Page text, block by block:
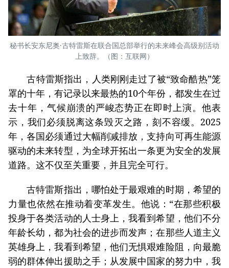
秘书长安东尼奥·古特雷斯在联合国总部举行的未来峰会高级别活动
上致辞。（图：互联网）
古特雷斯指出，人类刚刚走过了被“致命酷热”笼
罩的十年，有记录以来最热的10个年份，都发生在过
去十年，气候崩溃的严峻态势正在即时上演。他表
示，我们必须脱离这条毁灭之路，刻不容缓。2025
年，各国必须通过大幅削减排放，支持向可再生能源
驱动的未来转型，为全球开拓出一条更为安全的发展
道路。这不仅至关重要，并且完全可行。
古特雷斯指出，哪怕处于最艰难的时期，希望的
力量也依然在推动着变革发生。他说：“在那些积极
投身于各类活动的人士身上，我看到希望，他们不分
年龄长幼，都为社会的进步而发声；在那些人道主义
英雄身上，我看到希望，他们无惧艰难险阻，向最脆
弱的群体伸出援助之手；从发展中国家的努力中，我